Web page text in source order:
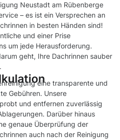
Neustadt am Rübenberge
– es ist ein Versprechen an
in besten Händen sind!
und einer Prise
um jede Herausforderung.
geht, Ihre Dachrinnen sauber
eine transparente und
Gebühren. Unsere
und entfernen zuverlässig
Darüber hinaus
genaue Überprüfung der
auch nach der Reinigung